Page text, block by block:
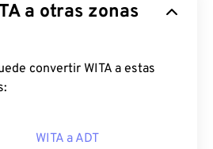
a otras zonas
convertir WITA a estas
WITA a ADT